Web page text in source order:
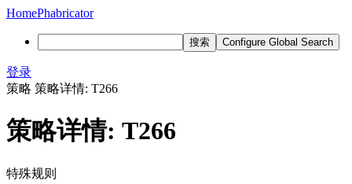
HomePhabricator
搜索 Configure Global Search
登录
策略 策略详情: T266
策略详情: T266
特殊规则